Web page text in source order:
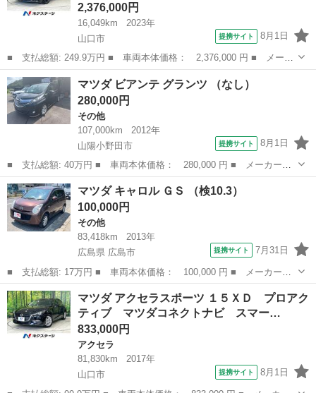
2,376,000円
16,049km
2023年
山口市
提携サイト 8月1日
■ 支払総額: 249.9万円 ■ 車両本体価格： 2,376,000 円 ■ メーカ
ー名： マツダ ■ 車種名： ＭＡＺＤＡ３セダン ■ グレード
名： ２０Ｓプロアクティブ ツーリングセレクション マツダコネ
クトナビ 全...
山口 山口市 マツダ
マツダ ビアンテ グランツ （なし）
280,000円
その他
107,000km
2012年
山陽小野田市
提携サイト 8月1日
■ 支払総額: 40万円 ■ 車両本体価格： 280,000 円 ■ メーカー
名： マツダ ■ 車種名： ビアンテ ■ グレード名： グランツ
■ 排気量： 2000cc ■ ドア枚数： 5D ■ ミッション： AT5速 ...
山口 山陽小野田市
マツダ キャロル ＧＳ （検10.3）
100,000円
その他
83,418km
2013年
広島県 広島市
提携サイト 7月31日
■ 支払総額: 17万円 ■ 車両本体価格： 100,000 円 ■ メーカー
名： マツダ ■ 車種名： キャロル ■ グレード名： ＧＳ ■ 排
気量： 660cc ■ ドア枚数： 5D ■ ミッション： AT4速 ■ 店...
広島 広島市 その他
マツダ アクセラスポーツ １５ＸＤ プロアク
ティブ マツダコネクトナビ スマー…
833,000円
アクセラ
81,830km
2017年
山口市
提携サイト 8月1日